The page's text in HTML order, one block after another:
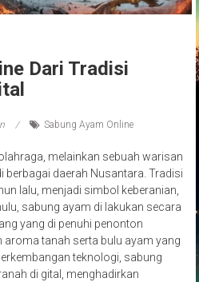
Dari Tradisi
Sabung Ayam Online
melainkan sebuah warisan
berbagai daerah Nusantara. Tradisi
lalu, menjadi simbol keberanian,
sabung ayam di lakukan secara
yang di penuhi penonton
tanah serta bulu ayam yang
teknologi, sabung
di gital, menghadirkan